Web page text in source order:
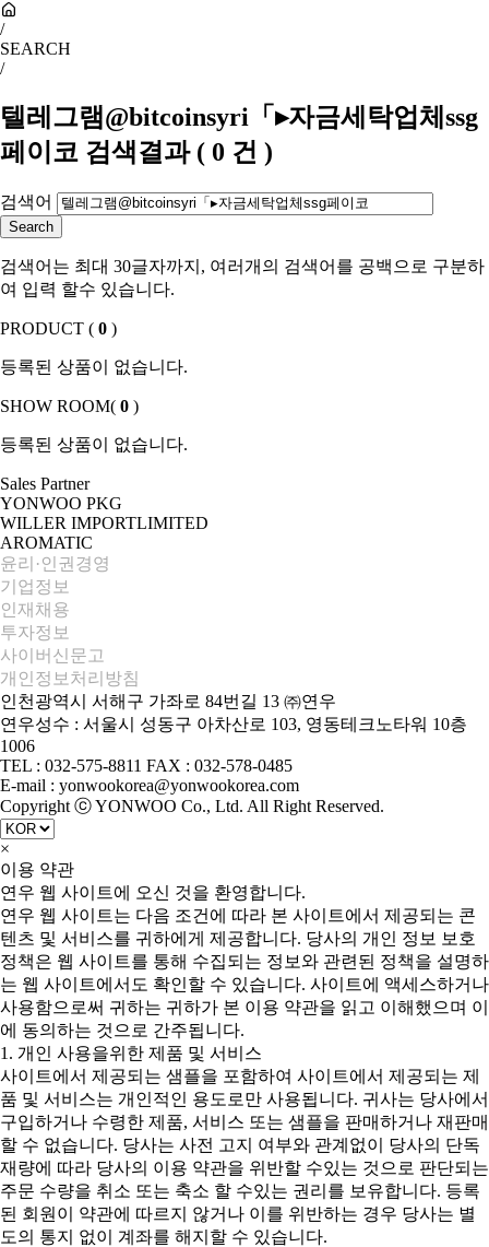
/
SEARCH
/
텔레그램@bitcoinsyri「▸자금세탁업체ssg
페이코 검색결과 ( 0 건 )
검색어
검색어는 최대 30글자까지, 여러개의 검색어를 공백으로 구분하
여 입력 할수 있습니다.
PRODUCT ( 0 )
등록된 상품이 없습니다.
SHOW ROOM( 0 )
등록된 상품이 없습니다.
Sales Partner
YONWOO PKG
WILLER IMPORTLIMITED
AROMATIC
윤리·인권경영
기업정보
인재채용
투자정보
사이버신문고
개인정보처리방침
인천광역시 서해구 가좌로 84번길 13 ㈜연우
연우성수 : 서울시 성동구 아차산로 103, 영동테크노타워 10층
1006
TEL : 032-575-8811 FAX : 032-578-0485
E-mail : yonwookorea@yonwookorea.com
Copyright ⓒ YONWOO Co., Ltd. All Right Reserved.
×
이용 약관
연우 웹 사이트에 오신 것을 환영합니다.
연우 웹 사이트는 다음 조건에 따라 본 사이트에서 제공되는 콘
텐츠 및 서비스를 귀하에게 제공합니다. 당사의 개인 정보 보호
정책은 웹 사이트를 통해 수집되는 정보와 관련된 정책을 설명하
는 웹 사이트에서도 확인할 수 있습니다. 사이트에 액세스하거나
사용함으로써 귀하는 귀하가 본 이용 약관을 읽고 이해했으며 이
에 동의하는 것으로 간주됩니다.
1. 개인 사용을위한 제품 및 서비스
사이트에서 제공되는 샘플을 포함하여 사이트에서 제공되는 제
품 및 서비스는 개인적인 용도로만 사용됩니다. 귀사는 당사에서
구입하거나 수령한 제품, 서비스 또는 샘플을 판매하거나 재판매
할 수 없습니다. 당사는 사전 고지 여부와 관계없이 당사의 단독
재량에 따라 당사의 이용 약관을 위반할 수있는 것으로 판단되는
주문 수량을 취소 또는 축소 할 수있는 권리를 보유합니다. 등록
된 회원이 약관에 따르지 않거나 이를 위반하는 경우 당사는 별
도의 통지 없이 계좌를 해지할 수 있습니다.